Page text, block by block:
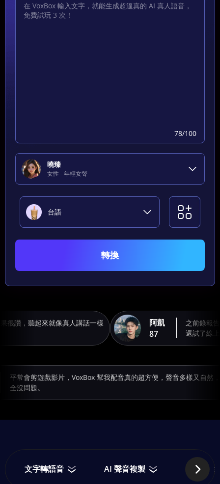
78/100
曉臻
女性 - 年輕女聲
台語
轉換
很讚，聽起來就像真人講話一樣
阿凱
87
之前錄報
還試了線
平常會剪遊戲影片，VoxBox 幫我配音真的超方便，聲音多樣又自然
全沒問題。
文字轉語音 AI 聲音複製 AI 歌曲